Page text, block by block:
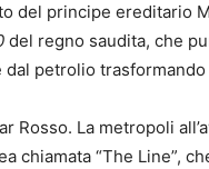
del principe ereditario
del regno saudita, che
petrolio trasformando
Rosso. La metropoli
chiamata “The Line”,